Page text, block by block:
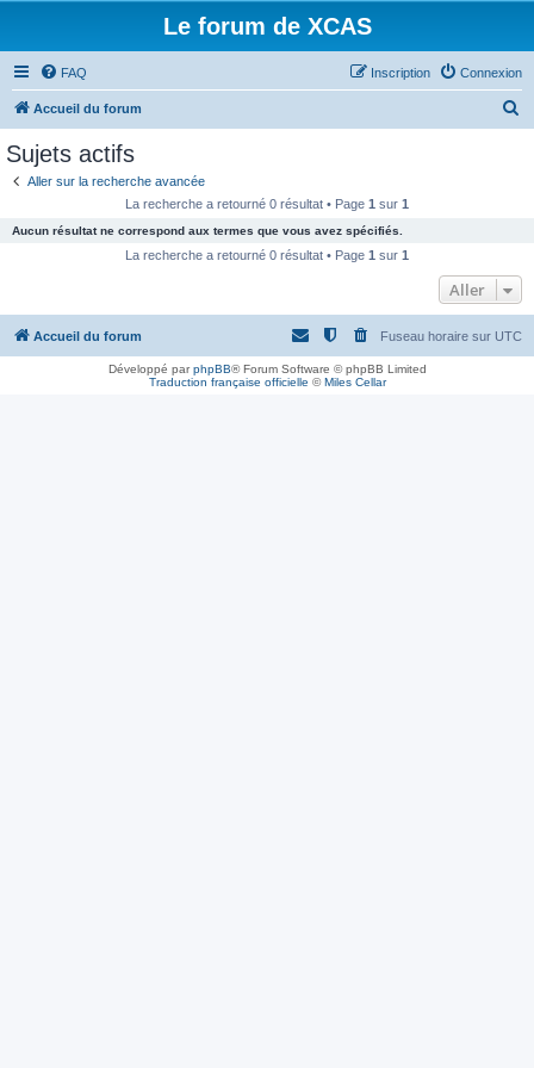
Le forum de XCAS
FAQ Connexion
Inscription
Accueil du forum
c
e
Sujets actifs
Aller sur la recherche avancée
La recherche a retourné 0 résultat • Page 1 sur 1
Aucun résultat ne correspond aux termes que vous avez spécifiés.
La recherche a retourné 0 résultat • Page 1 sur 1
Aller
Accueil du forum Fuseau horaire sur UTC
Développé parphpBB® Forum Software © phpBB Limited
Traduction française officielle ©Miles Cellar